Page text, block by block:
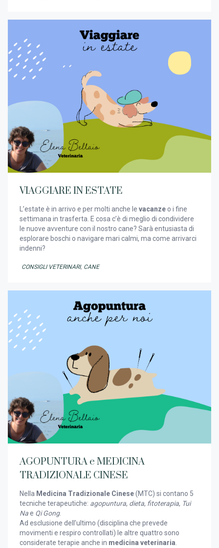
VIAGGIARE IN ESTATE
L’estate è in arrivo e per molti anche le vacanze o i fine
settimana in trasferta. E cosa c’è di meglio di condividere
le nuove avventure con il nostro cane? Sarà entusiasta di
esplorare boschi o navigare mari calmi, ma come arrivarci
indenni?
CONSIGLI VETERINARI, CANE
AGOPUNTURA e MEDICINA
TRADIZIONALE CINESE
Nella Medicina Tradizionale Cinese(MTC) si contano 5
tecniche terapeutiche: agopuntura, dieta, fitoterapia, Tui
Nae Qi Gong.
Ad esclusione dell’ultimo (disciplina che prevede
movimenti e respiro controllati) le altre quattro sono
considerate terapie anche in medicina veterinaria